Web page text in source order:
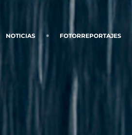
NOTICIAS FOTORREPORTAJES